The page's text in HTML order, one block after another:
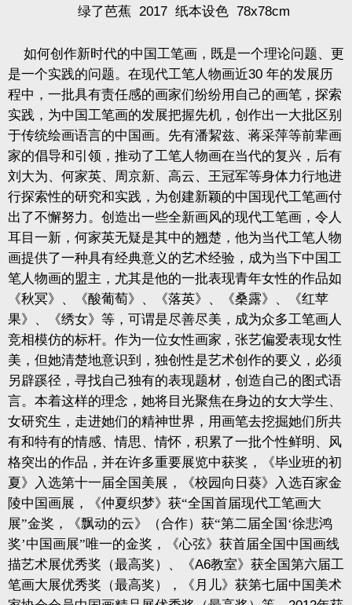
绿了芭蕉 2017 纸本设色 78x78cm
如何创作新时代的中国工笔画，既是一个理论问题、更
是一个实践的问题。在现代工笔人物画近30 年的发展历
程中，一批具有责任感的画家们纷纷用自己的画笔，探索
实践，为中国工笔画的发展把握先机，创作出一大批区别
于传统绘画语言的中国画。先有潘絜兹、蒋采萍等前辈画
家的倡导和引领，推动了工笔人物画在当代的复兴，后有
刘大为、何家英、周京新、高云、王冠军等身体力行地进
行探索性的研究和实践，为创建新颖的中国现代工笔画付
出了不懈努力。创造出一些全新画风的现代工笔画，令人
耳目一新，何家英无疑是其中的翘楚，他为当代工笔人物
画提供了一种具有经典意义的艺术经验，成为当下中国工
笔人物画的盟主，尤其是他的一批表现青年女性的作品如
《秋冥》、《酸葡萄》、《落英》、《桑露》、《红苹
果》、《绣女》等，可谓是尽善尽美，成为众多工笔画人
竞相模仿的标杆。作为一位女性画家，张艺偏爱表现女性
美，但她清楚地意识到，独创性是艺术创作的要义，必须
另辟蹊径，寻找自己独有的表现题材，创造自己的图式语
言。本着这样的理念，她将目光聚焦在身边的女大学生、
女研究生，走进她们的精神世界，用画笔去挖掘她们所共
有和特有的情感、情思、情怀，积累了一批个性鲜明、风
格突出的作品，并在许多重要展览中获奖，《毕业班的初
夏》入选第十一届全国美展，《校园向日葵》入选百家金
陵中国画展，《仲夏织梦》获“全国首届现代工笔画大
展”金奖，《飘动的云》（合作）获“第二届全国‘徐悲鸿
奖’中国画展”唯一的金奖，《心弦》获首届全国中国画线
描艺术展优秀奖（最高奖）、《A6教室》获全国第六届工
笔画大展优秀奖（最高奖），《月儿》获第七届中国美术